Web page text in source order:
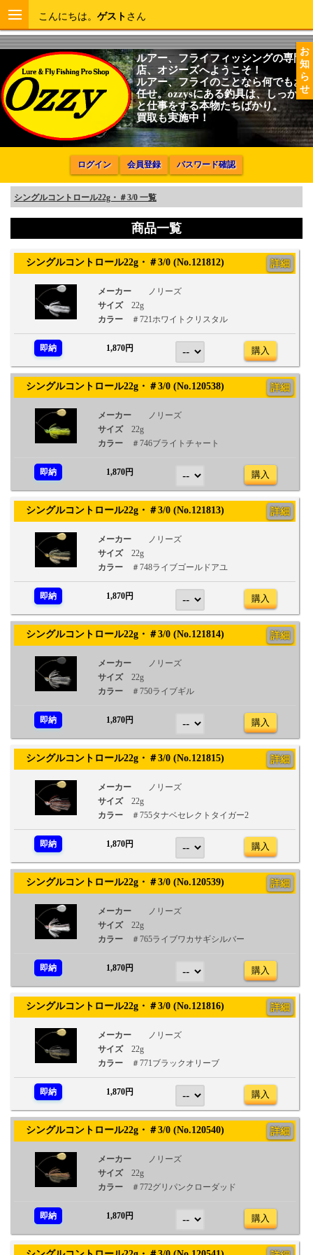
お
知
ら
せ
こんにちは。 ゲスト さん
ルアー、フライフィッシングの専門
店、オジーズへようこそ！
ルアー、フライのことなら何でもお
任せ。ozzysにある釣具は、しっかり
と仕事をする本物たちばかり。
買取も実施中！
ログイン 会員登録 パスワード確認
シングルコントロール22g・＃3/0 一覧
商品一覧
シングルコントロール22g・＃3/0 (No.121812) 詳細
メーカー
ノリーズ
サイズ
22g
カラー
＃721ホワイトクリスタル
即納 1,870円 購入
シングルコントロール22g・＃3/0 (No.120538) 詳細
メーカー
ノリーズ
サイズ
22g
カラー
＃746ブライトチャート
即納 1,870円 購入
シングルコントロール22g・＃3/0 (No.121813) 詳細
メーカー
ノリーズ
サイズ
22g
カラー
＃748ライブゴールドアユ
即納 1,870円 購入
シングルコントロール22g・＃3/0 (No.121814) 詳細
メーカー
ノリーズ
サイズ
22g
カラー
＃750ライブギル
即納 1,870円 購入
シングルコントロール22g・＃3/0 (No.121815) 詳細
メーカー
ノリーズ
サイズ
22g
カラー
＃755タナベセレクトタイガー2
即納 1,870円 購入
シングルコントロール22g・＃3/0 (No.120539) 詳細
メーカー
ノリーズ
サイズ
22g
カラー
＃765ライブワカサギシルバー
即納 1,870円 購入
シングルコントロール22g・＃3/0 (No.121816) 詳細
メーカー
ノリーズ
サイズ
22g
カラー
＃771ブラックオリーブ
即納 1,870円 購入
シングルコントロール22g・＃3/0 (No.120540) 詳細
メーカー
ノリーズ
サイズ
22g
カラー
＃772グリパンクローダッド
即納 1,870円 購入